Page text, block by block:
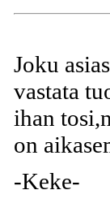
Joku
vastata
ihan
on
-Keke-